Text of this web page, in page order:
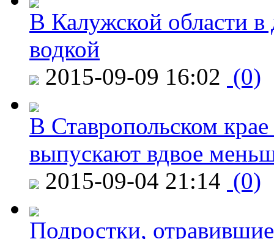
В Калужской области в
водкой
2015-09-09 16:02 (0)
В Ставропольском
выпускают вдвое
2015-09-04 21:14 (0)
Подростки,